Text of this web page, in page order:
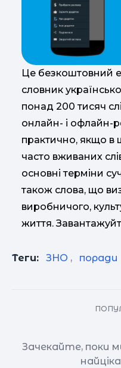
Це безкоштовний
словник
понад 200 тисяч
онлайн- і офлайн-
практично, якщо в
часто вживаних
основні терміни
також слова, що
виробничого,
життя.
Теги: ЗНО , поради
Зачекайте, поки